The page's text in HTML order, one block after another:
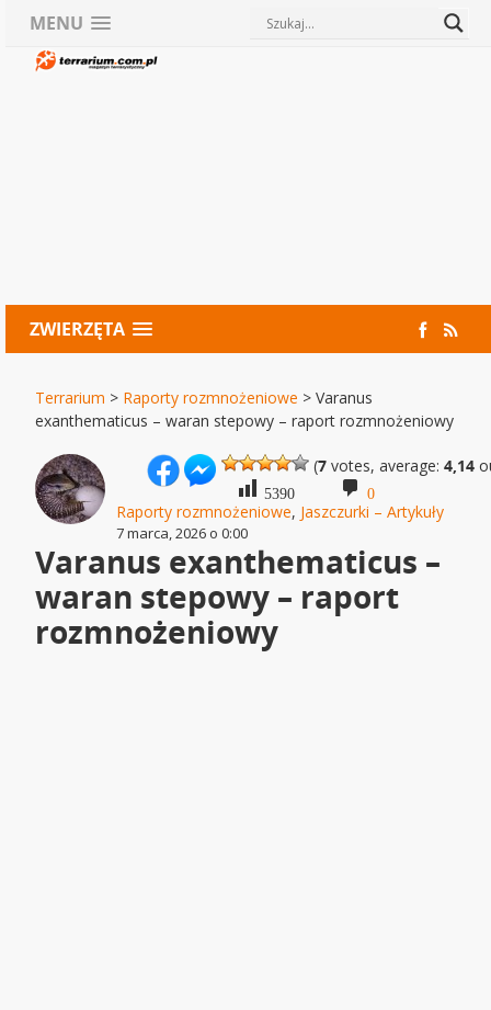
MENU
ZWIERZĘTA
Terrarium > Raporty rozmnożeniowe >Varanus
exanthematicus – waran stepowy – raport rozmnożeniowy
(7 votes, average:4,14
5390 0
Raporty rozmnożeniowe, Jaszczurki – Artykuły
7 marca, 2026 o 0:00
Varanus exanthematicus –
waran stepowy – raport
rozmnożeniowy